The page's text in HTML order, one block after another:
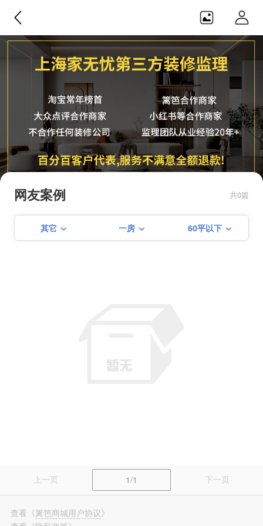
纯正第三方，不合作任何装修公
不满意可全额退款！！
网友案例 共0篇
其它 一房 60平以下
上一页 1/1 下一页
查看 《篱笆商城用户协议》